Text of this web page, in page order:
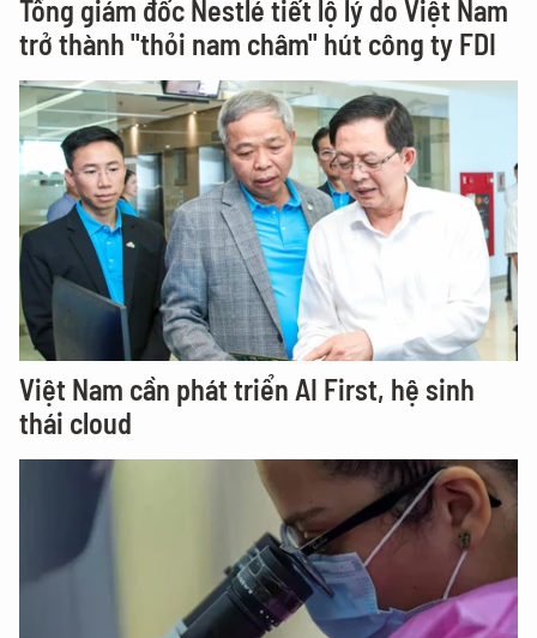
Tổng giám đốc Nestlé tiết lộ lý do Việt Nam
trở thành "thỏi nam châm" hút công ty FDI
Việt Nam cần phát triển AI First, hệ sinh
thái cloud